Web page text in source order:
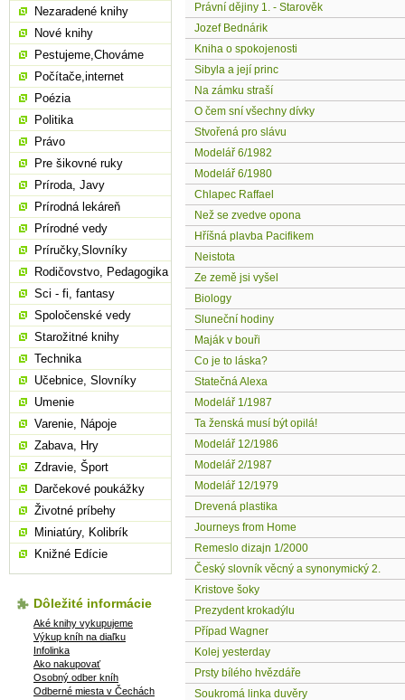
Právní dějiny 1. - Starověk
Jozef Bednárik
Kniha o spokojenosti
Sibyla a její princ
Na zámku straší
O čem sní všechny dívky
Stvořená pro slávu
Modelář 6/1982
Modelář 6/1980
Chlapec Raffael
Než se zvedve opona
Hříšná plavba Pacifikem
Neistota
Ze země jsi vyšel
Biology
Sluneční hodiny
Maják v bouři
Co je to láska?
Statečná Alexa
Modelář 1/1987
Ta ženská musí být opilá!
Modelář 12/1986
Modelář 2/1987
Modelář 12/1979
Drevená plastika
Journeys from Home
Remeslo dizajn 1/2000
Český slovník věcný a synonymický 2.
Kristove šoky
Prezydent krokadýlu
Případ Wagner
Kolej yesterday
Prsty bílého hvězdáře
Soukromá linka duvěry
Nezaradené knihy
Nové knihy
Pestujeme,Chováme
Počítače,internet
Poézia
Politika
Právo
Pre šikovné ruky
Príroda, Javy
Prírodná lekáreň
Prírodné vedy
Príručky,Slovníky
Rodičovstvo, Pedagogika
Sci - fi, fantasy
Spoločenské vedy
Starožitné knihy
Technika
Učebnice, Slovníky
Umenie
Varenie, Nápoje
Zabava, Hry
Zdravie, Šport
Darčekové poukážky
Životné príbehy
Miniatúry, Kolibrík
Knižné Edície
Dôležité informácie
Aké knihy vykupujeme
Výkup kníh na diaľku
Infolinka
Ako nakupovať
Osobný odber kníh
Odberné miesta v Čechách